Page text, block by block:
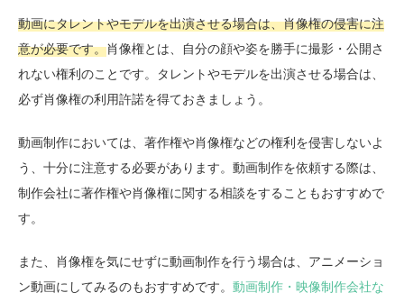
動画にタレントやモデルを出演させる場合は、肖像権の侵害に注
意が必要です。肖像権とは、自分の顔や姿を勝手に撮影・公開さ
れない権利のことです。タレントやモデルを出演させる場合は、
必ず肖像権の利用許諾を得ておきましょう。
動画制作においては、著作権や肖像権などの権利を侵害しないよ
う、十分に注意する必要があります。動画制作を依頼する際は、
制作会社に著作権や肖像権に関する相談をすることもおすすめで
す。
また、肖像権を気にせずに動画制作を行う場合は、アニメーショ
ン動画にしてみるのもおすすめです。 動画制作・映像制作会社な